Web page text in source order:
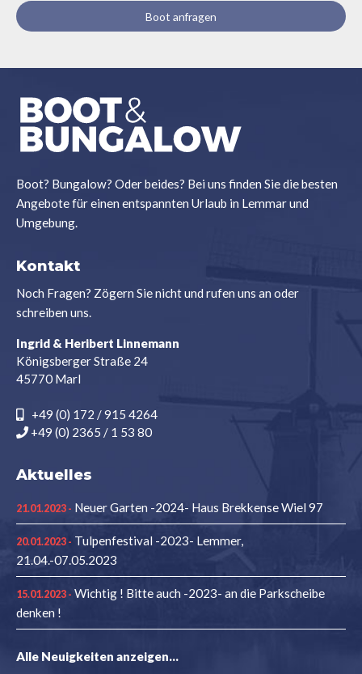
Boot anfragen
Boot? Bungalow? Oder beides? Bei uns finden Sie die besten
Angebote für einen entspannten Urlaub in Lemmar und
Umgebung.
Kontakt
Noch Fragen? Zögern Sie nicht und rufen uns an oder
schreiben uns.
Ingrid & Heribert Linnemann
Königsberger Straße 24
45770 Marl
+49 (0) 172 / 915 4264
+49 (0) 2365 / 1 53 80
Aktuelles
21.01.2023 - Neuer Garten -2024- Haus Brekkense Wiel 97
20.01.2023 - Tulpenfestival -2023- Lemmer,
21.04.-07.05.2023
15.01.2023 - Wichtig ! Bitte auch -2023- an die Parkscheibe
denken !
Alle Neuigkeiten anzeigen...